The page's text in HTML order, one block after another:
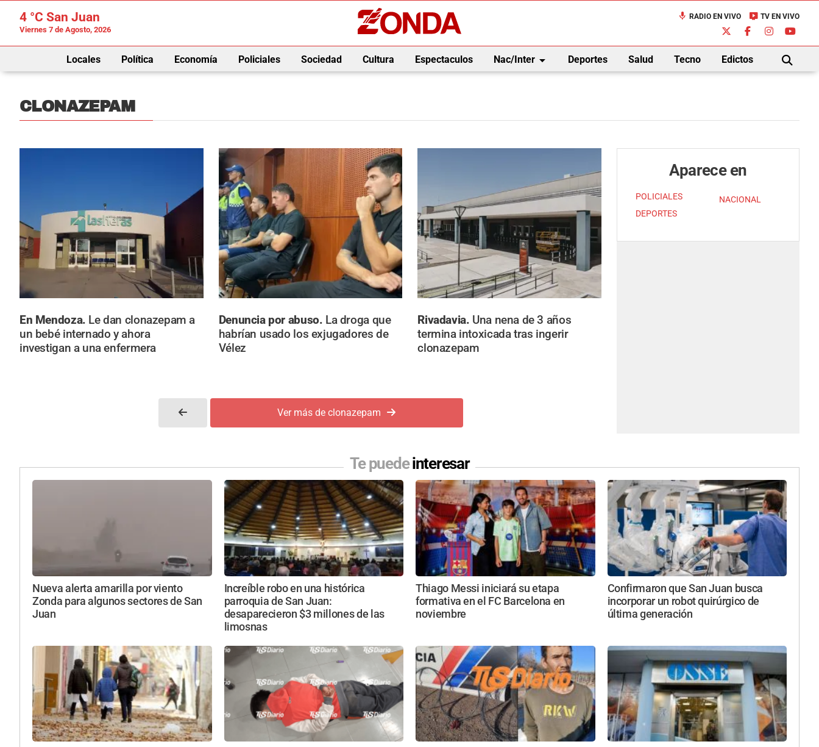
4 °C San Juan
Viernes 7 de Agosto, 2026
mic RADIO EN VIVO live_tv TV EN VIVO
Locales Política Economía Policiales Sociedad Cultura Espectaculos Nac/Interarrow_drop_down Deportes Salud Tecno Edictos
BUSCAR
CLONAZEPAM
En Mendoza. Le dan clonazepam a
un bebé internado y ahora
investigan a una enfermera
Denuncia por abuso. La droga que
habrían usado los exjugadores de
Vélez
Rivadavia. Una nena de 3 años
termina intoxicada tras ingerir
clonazepam
Ver más de clonazepam
Aparece en
POLICIALES
DEPORTES
NACIONAL
Te puedeinteresar
Nueva alerta amarilla por viento
Zonda para algunos sectores de San
Juan
Increíble robo en una histórica
parroquia de San Juan:
desaparecieron $3 millones de las
limosnas
Thiago Messi iniciará su etapa
formativa en el FC Barcelona en
noviembre
Confirmaron que San Juan busca
incorporar un robot quirúrgico de
última generación